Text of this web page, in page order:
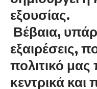
εξουσίας.
Βέβαια,
εξαιρέσεις,
πολιτικό
κεντρικά και